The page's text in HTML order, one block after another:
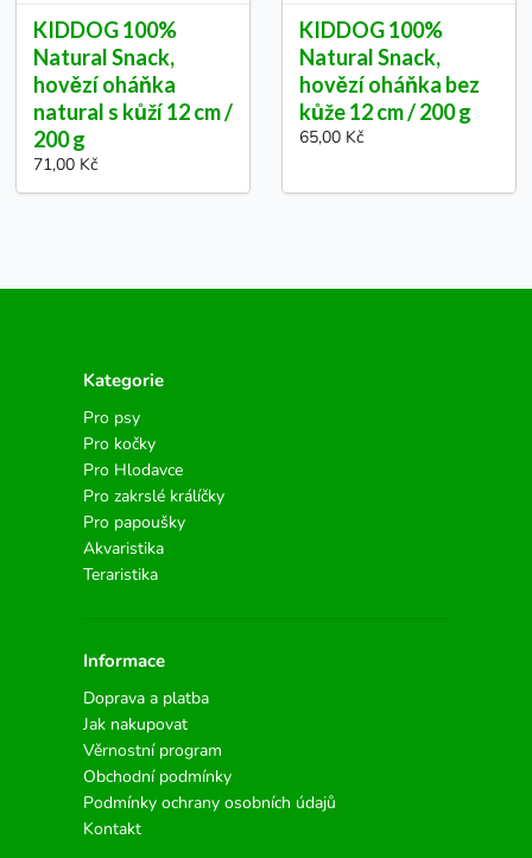
KIDDOG 100%
Natural Snack,
hovězí oháňka
natural s kůží 12 cm /
200 g
71,00 Kč
KIDDOG 100%
Natural Snack,
hovězí oháňka bez
kůže 12 cm / 200 g
65,00 Kč
Kategorie
Pro psy
Pro kočky
Pro Hlodavce
Pro zakrslé králíčky
Pro papoušky
Akvaristika
Teraristika
Informace
Doprava a platba
Jak nakupovat
Věrnostní program
Obchodní podmínky
Podmínky ochrany osobních údajů
Kontakt